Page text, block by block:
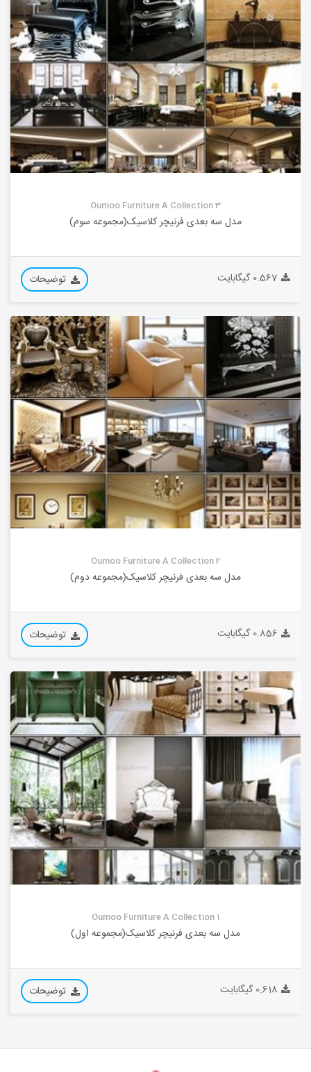
Oumoo Furniture A Collection 3
مدل سه بعدی فرنیچر کلاسیک(مجموعه سوم)
0.567 گیگابایت توضیحات
Oumoo Furniture A Collection 2
مدل سه بعدی فرنیچر کلاسیک(مجموعه دوم)
0.856 گیگابایت توضیحات
Oumoo Furniture A Collection 1
مدل سه بعدی فرنیچر کلاسیک(مجموعه اول)
0.618 گیگابایت توضیحات